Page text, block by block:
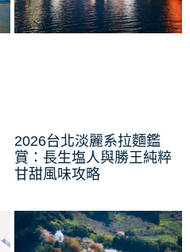
2026台北淡麗系拉麵鑑
賞：長生塩人與勝王純粹
甘甜風味攻略